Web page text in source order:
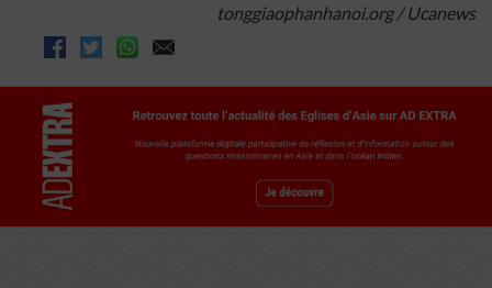
tonggiaophanhanoi.org / Ucanews